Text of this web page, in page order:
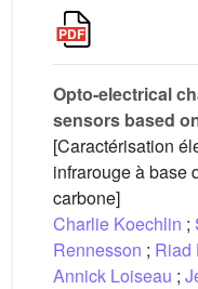
Opto-electrical
sensors based
[Caractérisation
infrarouge à base
carbone]
Charlie Koechlin ;
Rennesson ; Riad
Annick Loiseau ;